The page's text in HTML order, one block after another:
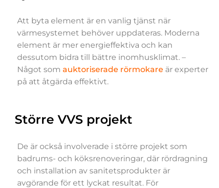
Att byta element är en vanlig tjänst när
värmesystemet behöver uppdateras. Moderna
element är mer energieffektiva och kan
dessutom bidra till bättre inomhusklimat. –
Något som auktoriserade rörmokare är experter
på att åtgärda effektivt.
Större VVS projekt
De är också involverade i större projekt som
badrums- och köksrenoveringar, där rördragning
och installation av sanitetsprodukter är
avgörande för ett lyckat resultat. För